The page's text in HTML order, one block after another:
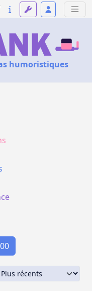
humoristiques